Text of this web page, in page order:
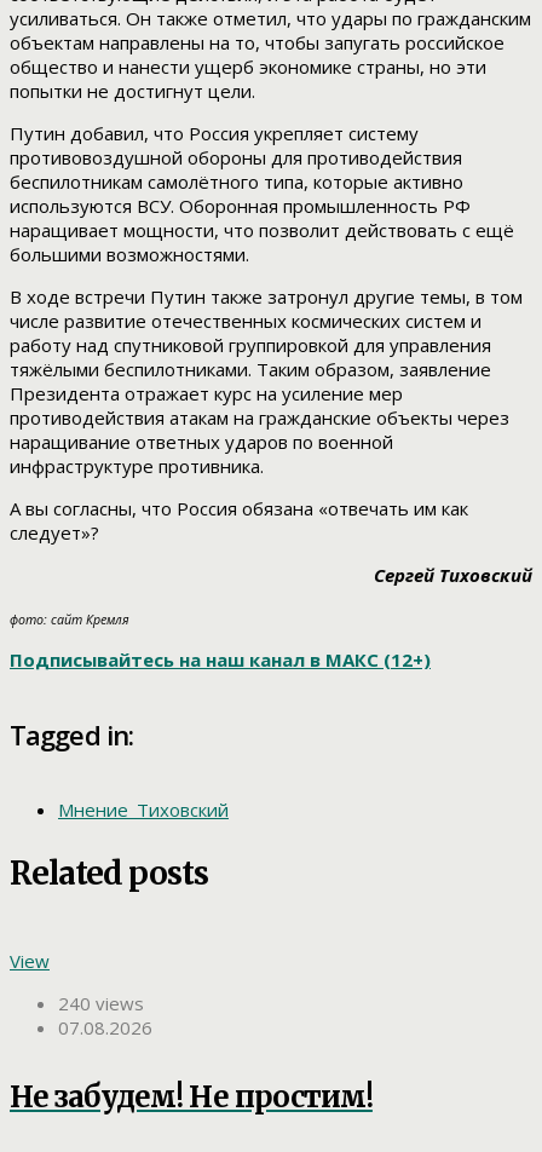
усиливаться. Он также отметил, что удары по гражданским
объектам направлены на то, чтобы запугать российское
общество и нанести ущерб экономике страны, но эти
попытки не достигнут цели.
Путин добавил, что Россия укрепляет систему
противовоздушной обороны для противодействия
беспилотникам самолётного типа, которые активно
используются ВСУ. Оборонная промышленность РФ
наращивает мощности, что позволит действовать с ещё
большими возможностями.
В ходе встречи Путин также затронул другие темы, в том
числе развитие отечественных космических систем и
работу над спутниковой группировкой для управления
тяжёлыми беспилотниками. Таким образом, заявление
Президента отражает курс на усиление мер
противодействия атакам на гражданские объекты через
наращивание ответных ударов по военной
инфраструктуре противника.
А вы согласны, что Россия обязана «отвечать им как
следует»?
Сергей Тиховский
фото: сайт Кремля
Подписывайтесь на наш канал в МАКС (12+)
Tagged in:
Мнение_Тиховский
Related posts
View
240 views
07.08.2026
Не забудем! Не простим!